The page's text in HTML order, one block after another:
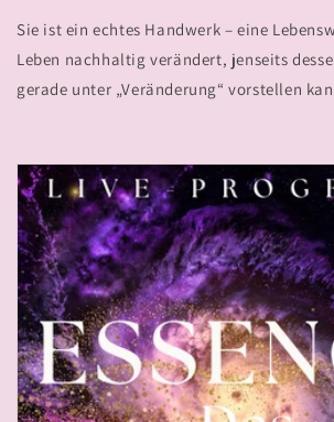
Sie ist ein echtes Handwerk – eine
Leben nachhaltig verändert, jenseits
gerade unter „Veränderung“ vorstellen